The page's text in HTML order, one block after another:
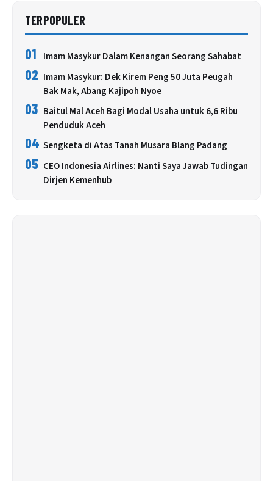
TERPOPULER
01 Imam Masykur Dalam Kenangan Seorang Sahabat
02 Imam Masykur: Dek Kirem Peng 50 Juta Peugah
Bak Mak, Abang Kajipoh Nyoe
03 Baitul Mal Aceh Bagi Modal Usaha untuk 6,6 Ribu
Penduduk Aceh
04 Sengketa di Atas Tanah Musara Blang Padang
05 CEO Indonesia Airlines: Nanti Saya Jawab Tudingan
Dirjen Kemenhub